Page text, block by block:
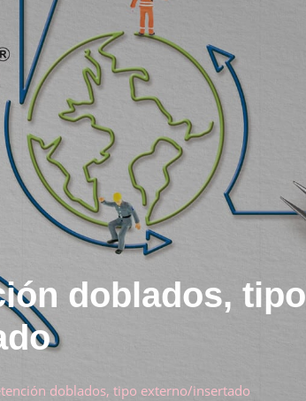
doblados, tipo
doblados, tipo externo/insertado